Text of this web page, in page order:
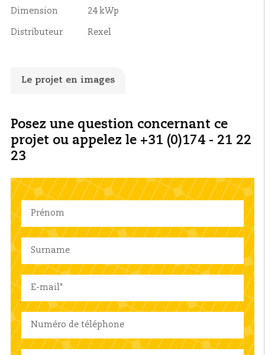
Dimension 24 kWp
Distributeur Rexel
Le projet en images
Posez une question concernant ce
projet ou appelez le +31 (0)174 - 21 22
23